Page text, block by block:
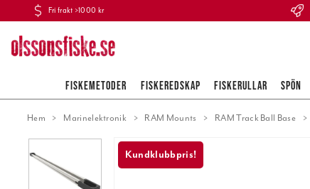
Fri frakt >1000 kr
FISKEMETODER FISKEREDSKAP FISKERULLAR SPÖN
Hem Marinelektronik RAM Mounts RAM Track Ball Base
Kundklubbpris!